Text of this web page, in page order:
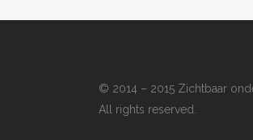
© 2014 – 2015 Zichtbaar
All rights reserved.